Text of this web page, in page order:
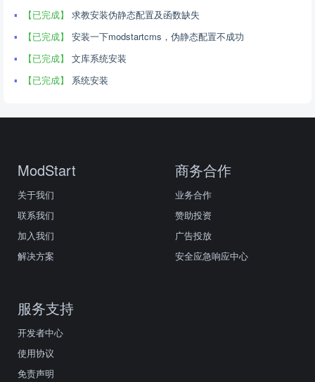
【已完成】 求教安装伪静态配置及函数缺失
【已完成】 安装一下modstartcms，伪静态配置不成功
【已完成】 文库系统安装
【已完成】 系统安装
ModStart
关于我们
联系我们
加入我们
解决方案
商务合作
业务合作
赞助投资
广告投放
安全应急响应中心
服务支持
开发者中心
使用协议
免责声明